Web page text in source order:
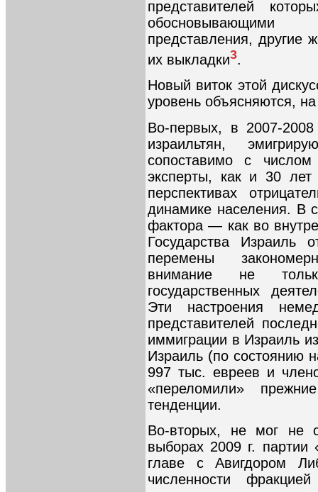
представителей
обосновывающими
представления, другие
их выкладки3.
Новый виток этой
уровень объясняются,
Во-первых, в 2007-
израильтян,
сопоставимо с
эксперты, как и 30
перспективах
динамике населения. В
фактора — как во
Государства Израиль
перемены
внимание не
государственных
Эти настроения
представителей
иммиграции в Израиль
Израиль (по состоянию
997 тыс. евреев и
«переломили»
тенденции.
Во-вторых, не мог не
выборах 2009 г.
главе с Авигдором
численности